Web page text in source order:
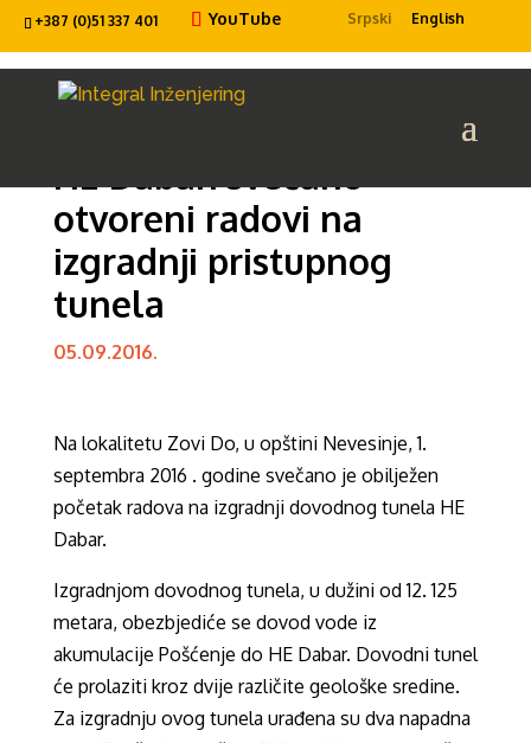
+387 (0)51 337 401 YouTube Srpski English
HE Dabar: svečano
otvoreni radovi na
izgradnji pristupnog
tunela
05.09.2016.
Na lokalitetu Zovi Do, u opštini Nevesinje, 1.
septembra 2016 . godine svečano je obilježen
početak radova na izgradnji dovodnog tunela HE
Dabar.
Izgradnjom dovodnog tunela, u dužini od 12. 125
metara, obezbjediće se dovod vode iz
akumulacije Pošćenje do HE Dabar. Dovodni tunel
će prolaziti kroz dvije različite geološke sredine.
Za izgradnju ovog tunela urađena su dva napadna